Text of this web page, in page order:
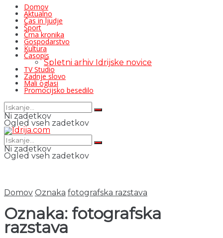
Domov
Aktualno
Čas in ljudje
Šport
Črna kronika
Gospodarstvo
Kultura
Časopis
Spletni arhiv Idrijske novice
TV Studio
Zadnje slovo
Mali oglasi
Promocijsko besedilo
Ni zadetkov
Ogled vseh zadetkov
Ni zadetkov
Ogled vseh zadetkov
Domov Oznaka fotografska razstava
Oznaka: fotografska
razstava